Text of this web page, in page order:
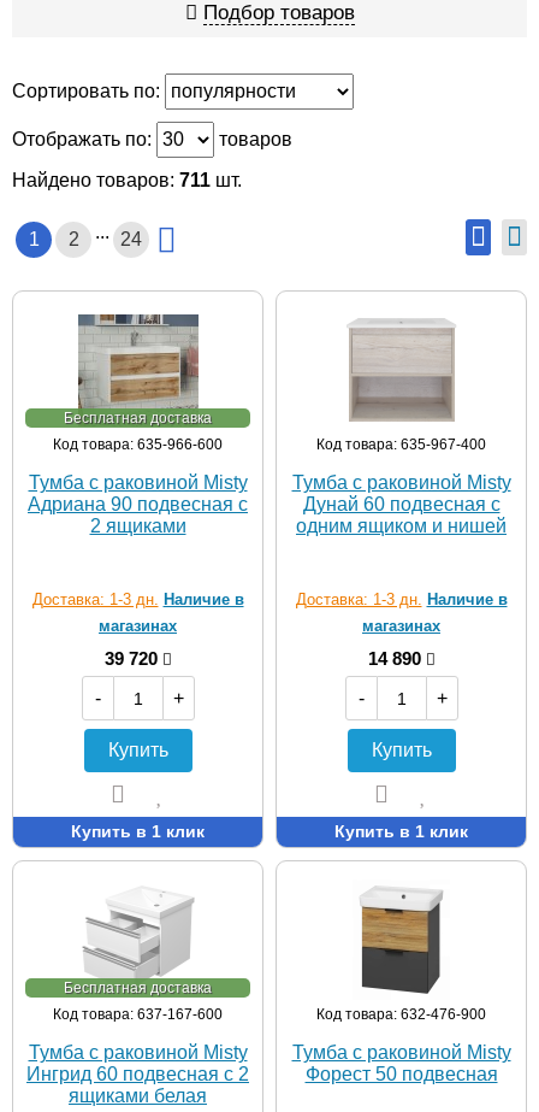
Подбор товаров
Сортировать по:
Отображать по:
товаров
Найдено товаров: 711 шт.
1 2 ... 24
Бесплатная доставка
Код товара: 635-966-600
Тумба с раковиной Misty
Адриана 90 подвесная с
2 ящиками
Доставка: 1-3 дн. Наличие в
магазинах
39 720
-
+
Купить
Купить в 1 клик
Код товара: 635-967-400
Тумба с раковиной Misty
Дунай 60 подвесная с
одним ящиком и нишей
Доставка: 1-3 дн. Наличие в
магазинах
14 890
-
+
Купить
Купить в 1 клик
Бесплатная доставка
Код товара: 637-167-600
Тумба с раковиной Misty
Ингрид 60 подвесная с 2
ящиками белая
Код товара: 632-476-900
Тумба с раковиной Misty
Форест 50 подвесная